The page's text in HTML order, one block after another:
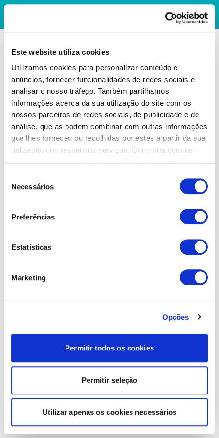
Este website utiliza cookies
Utilizamos cookies para personalizar conteúdo e
anúncios, fornecer funcionalidades de redes sociais e
analisar o nosso tráfego. Também partilhamos
informações acerca da sua utilização do site com os
nossos parceiros de redes sociais, de publicidade e de
análise, que as podem combinar com outras informações
que lhes forneceu ou recolhidas por estes a partir da sua
utilização dos respetivos serviços. Concorda com os
Necessários
Preferências
Estatísticas
Marketing
Opções
Permitir todos os cookies
Permitir seleção
Utilizar apenas os cookies necessários